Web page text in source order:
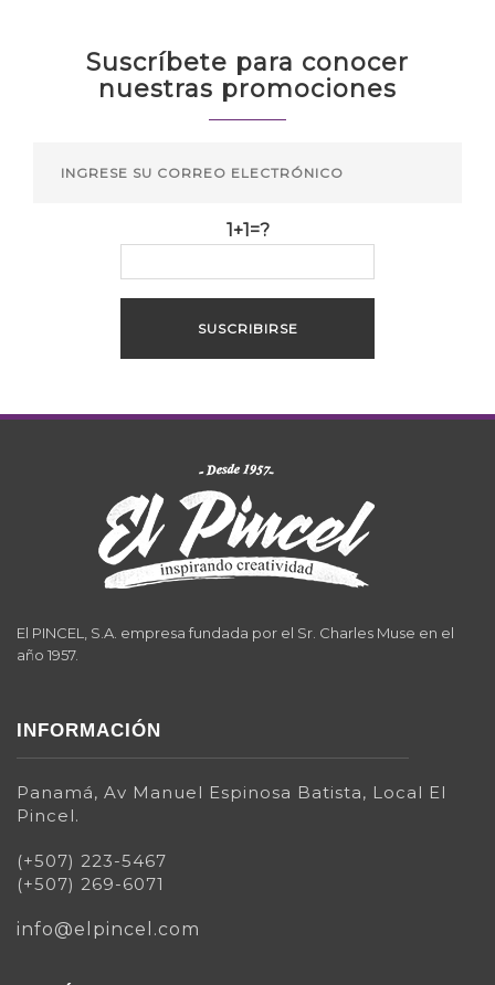
Suscríbete para conocer
nuestras promociones
1+1=?
El PINCEL, S.A. empresa fundada por el Sr. Charles Muse en el
año 1957.
INFORMACIÓN
Panamá, Av Manuel Espinosa Batista, Local El
Pincel.
(+507) 223-5467
(+507) 269-6071
info@elpincel.com